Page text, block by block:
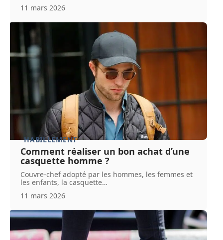
11 mars 2026
HABILLEMENT
Comment réaliser un bon achat d’une
casquette homme ?
Couvre-chef adopté par les hommes, les femmes et
les enfants, la casquette…
11 mars 2026